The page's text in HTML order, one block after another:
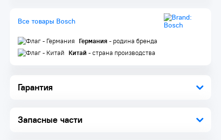
Гарантия
Запасные части
полностью сохраняет функциональность даже после
падения на бетон с высоты 3 м
благодаря системе защиты элементов питания Bosch
Electronic Cell Protection (ECP)
Все товары Bosch
Германия - родина бренда
Китай - страна производства